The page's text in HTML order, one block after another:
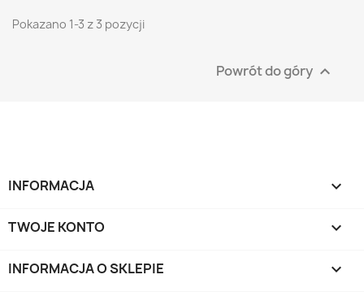
Pokazano 1-3 z 3 pozycji
Powrót do góry 
INFORMACJA 
TWOJE KONTO 
INFORMACJA O SKLEPIE keyboard_arrow_down